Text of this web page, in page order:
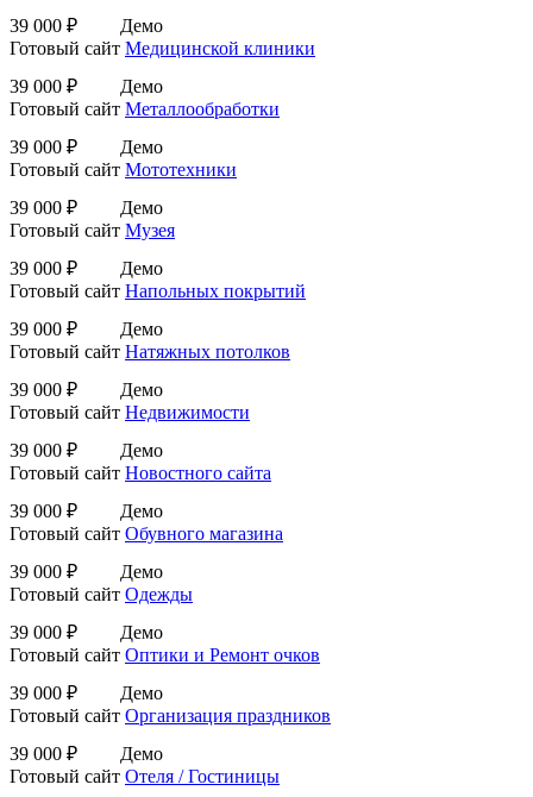
39 000 ₽
Демо
Готовый сайт Медицинской клиники
39 000 ₽
Демо
Готовый сайт Металлообработки
39 000 ₽
Демо
Готовый сайт Мототехники
39 000 ₽
Демо
Готовый сайт Музея
39 000 ₽
Демо
Готовый сайт Напольных покрытий
39 000 ₽
Демо
Готовый сайт Натяжных потолков
39 000 ₽
Демо
Готовый сайт Недвижимости
39 000 ₽
Демо
Готовый сайт Новостного сайта
39 000 ₽
Демо
Готовый сайт Обувного магазина
39 000 ₽
Демо
Готовый сайт Одежды
39 000 ₽
Демо
Готовый сайт Оптики и Ремонт очков
39 000 ₽
Демо
Готовый сайт Организация праздников
39 000 ₽
Демо
Готовый сайт Отеля / Гостиницы